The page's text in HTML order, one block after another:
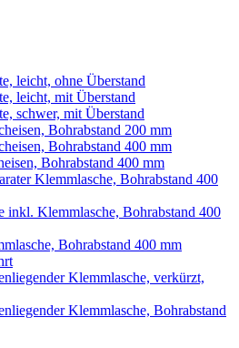
leicht, ohne Überstand
leicht, mit Überstand
schwer, mit Überstand
Bohrabstand 200 mm
Bohrabstand 400 mm
Bohrabstand 400 mm
Klemmlasche, Bohrabstand 400
inkl. Klemmlasche, Bohrabstand 400
Bohrabstand 400 mm
Klemmlasche, verkürzt,
Klemmlasche, Bohrabstand